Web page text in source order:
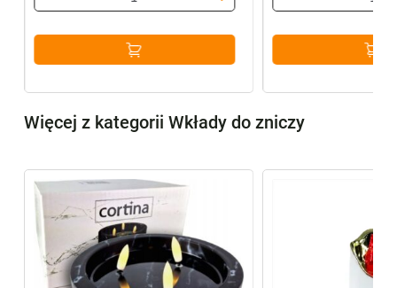
Więcej z kategorii Wkłady do zniczy